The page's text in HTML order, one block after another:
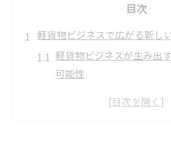
目次
軽貨物ビジネスで広がる新し
軽貨物ビジネスが生み出
可能性
軽貨物なら未経験から個